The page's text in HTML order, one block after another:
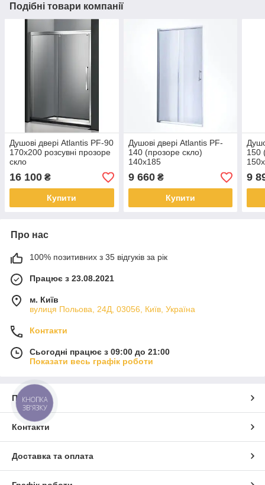
Подібні товари компанії
Душові двері Atlantis PF-90
170х200 розсувні прозоре
скло
16 100 ₴
Купити
Душові двері Atlantis PF-
140 (прозоре скло)
140х185
9 660₴
Купити
150
9
Про нас
100% позитивних з 35 відгуків за рік
Працює з 23.08.2021
м. Київ
вулиця Польова, 24Д, 03056, Київ, Україна
Контакти
Сьогодні працює з 09:00 до 21:00
Показати весь графік роботи
Про нас
Контакти
Доставка та оплата
КНОПКА
ЗВ'ЯЗКУ